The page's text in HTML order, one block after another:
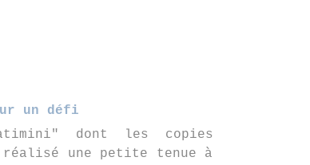
un défi
dont les copies
une petite tenue à